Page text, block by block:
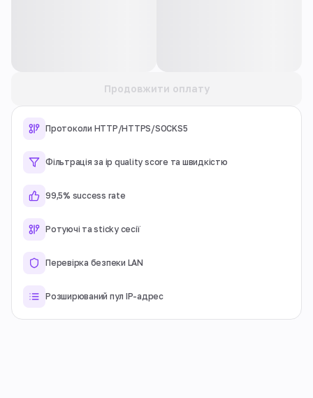
Продовжити оплату
Протоколи HTTP/HTTPS/SOCKS5
Фільтрація за ip quality score та швидкістю
99,5% success rate
Ротуючі та sticky сесії
Перевірка безпеки LAN
Розширюваний пул IP-адрес